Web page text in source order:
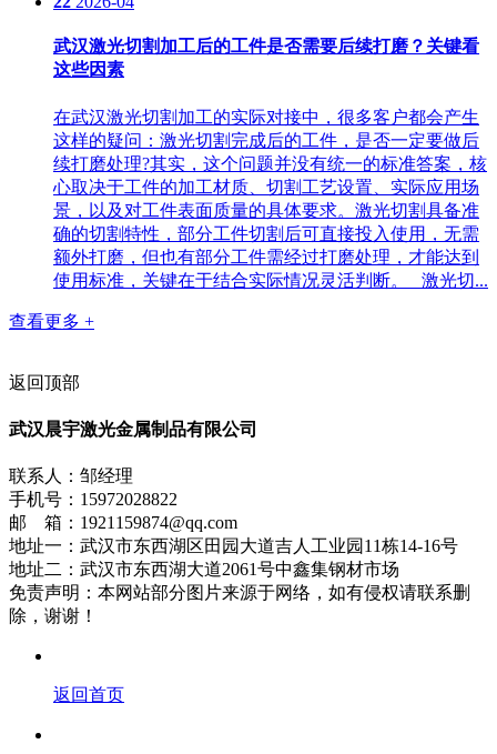
武汉激光切割加工后的工件是否需要后续打磨？关键看
这些因素
在武汉激光切割加工的实际对接中，很多客户都会产生
这样的疑问：激光切割完成后的工件，是否一定要做后
续打磨处理?其实，这个问题并没有统一的标准答案，核
心取决于工件的加工材质、切割工艺设置、实际应用场
景，以及对工件表面质量的具体要求。激光切割具备准
确的切割特性，部分工件切割后可直接投入使用，无需
额外打磨，但也有部分工件需经过打磨处理，才能达到
使用标准，关键在于结合实际情况灵活判断。 激光切...
查看更多 +
返回顶部
武汉晨宇激光金属制品有限公司
联系人：邹经理
手机号：15972028822
邮 箱：1921159874@qq.com
地址一：武汉市东西湖区田园大道吉人工业园11栋14-16号
地址二：武汉市东西湖大道2061号中鑫集钢材市场
免责声明：本网站部分图片来源于网络，如有侵权请联系删
除，谢谢！
返回首页